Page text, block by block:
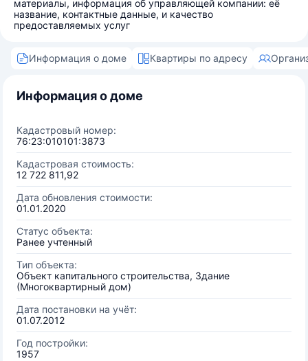
материалы, информация об управляющей компании: её
название, контактные данные, и качество
предоставляемых услуг
Информация о доме Квартиры по адресу
Информация о доме
Кадастровый номер:
76:23:010101:3873
Кадастровая стоимость:
12 722 811,92
Дата обновления стоимости:
01.01.2020
Статус объекта:
Ранее учтенный
Тип объекта:
Объект капитального строительства, Здание
(Многоквартирный дом)
Дата постановки на учёт:
01.07.2012
Год постройки:
1957